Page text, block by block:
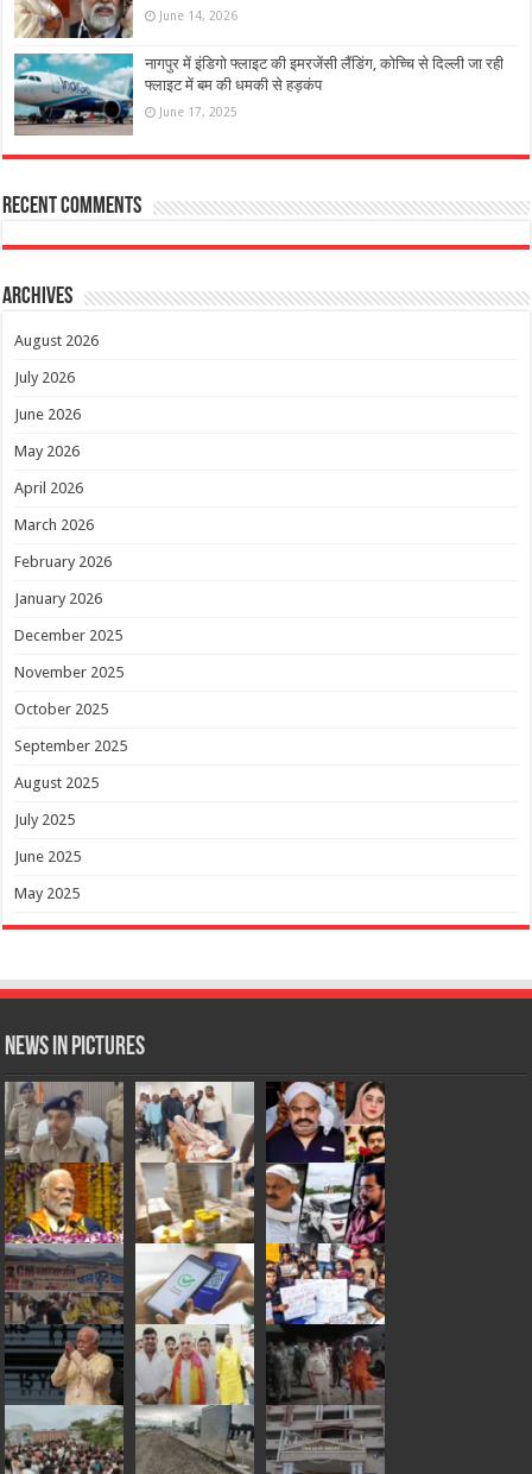
June 14, 2026
नागपुर में इंडिगो फ्लाइट की इमरजेंसी लैंडिंग, कोच्चि से दिल्ली जा रही
फ्लाइट में बम की धमकी से हड़कंप
June 17, 2025
Recent Comments
Archives
August 2026
July 2026
June 2026
May 2026
April 2026
March 2026
February 2026
January 2026
December 2025
November 2025
October 2025
September 2025
August 2025
July 2025
June 2025
May 2025
News in Pictures